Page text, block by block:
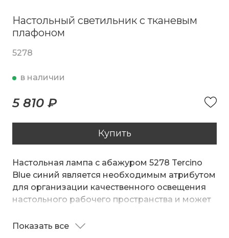
Настольный светильник с тканевым
плафоном
5278
в наличии
5 810 ₽
Купить
Настольная лампа с абажуром 5278 Tercino
Blue синий является необходимым атрибутом
для организации качественного освещения
настольного рабочего пространства и может
источник света в прикроватной зоне. В
Благодаря синему тканевому абажуру
Показать все